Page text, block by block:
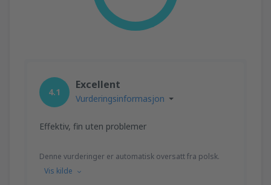
4.1
Excellent
Vurderingsinformasjon
Effektiv, fin uten problemer
Denne vurderinger er automatisk oversatt fra polsk.
Vis kilde